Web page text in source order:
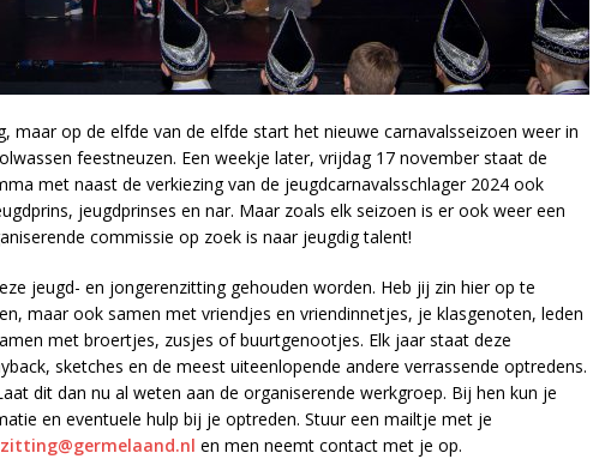
maar op de elfde van de elfde start het nieuwe carnavalsseizoen weer in
feestneuzen. Een weekje later, vrijdag 17 november staat de
met naast de verkiezing van de jeugdcarnavalsschlager 2024 ook
jeugdprinses en nar. Maar zoals elk seizoen is er ook weer een
commissie op zoek is naar jeugdig talent!
jeugd- en jongerenzitting gehouden worden. Heb jij zin hier op te
maar ook samen met vriendjes en vriendinnetjes, je klasgenoten, leden
met broertjes, zusjes of buurtgenootjes. Elk jaar staat deze
sketches en de meest uiteenlopende andere verrassende optredens.
dit dan nu al weten aan de organiserende werkgroep. Bij hen kun je
en eventuele hulp bij je optreden. Stuur een mailtje met je
en men neemt contact met je op.